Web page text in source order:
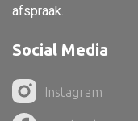
Pilaar
Pot
Dienblad
afspraak.
Social Media
Instagram